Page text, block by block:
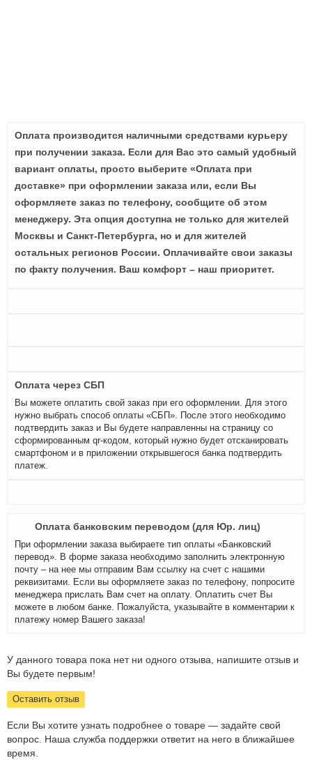
Оплата производится наличными средствами курьеру
при получении заказа. Если для Вас это самый удобный
вариант оплаты, просто выберите «Оплата при
доставке» при оформлении заказа или, если Вы
оформляете заказ по телефону, сообщите об этом
менеджеру. Эта опция доступна не только для жителей
Москвы и Санкт-Петербурга, но и для жителей
остальных регионов России. Оплачивайте свои заказы
по факту получения. Ваш комфорт – наш приоритет.
Оплата через СБП
Вы можете оплатить свой заказ при его оформлении. Для этого
нужно выбрать способ оплаты «СБП». После этого необходимо
подтвердить заказ и Вы будете направленны на страницу со
сформированным qr-кодом, который нужно будет отсканировать
смартфоном и в приложении открывшегося банка подтвердить
платеж.
Оплата банковским переводом (для Юр. лиц)
При оформлении заказа выбираете тип оплаты «Банковский
перевод». В форме заказа необходимо заполнить электронную
почту – на нее мы отправим Вам ссылку на счет с нашими
реквизитами. Если вы оформляете заказ по телефону, попросите
менеджера прислать Вам счет на оплату. Оплатить счет Вы
можете в любом банке. Пожалуйста, указывайте в комментарии к
платежу номер Вашего заказа!
У данного товара пока нет ни одного отзыва, напишите отзыв и
Вы будете первым!
Оставить отзыв
Если Вы хотите узнать подробнее о товаре — задайте свой
вопрос. Наша служба поддержки ответит на него в ближайшее
время.